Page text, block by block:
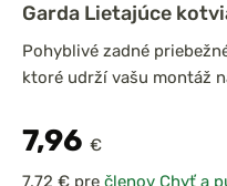
Garda Lietajúce
Pohyblivé zadné
ktoré udrží vašu montáž
7,96 €
pre členov Chyť a